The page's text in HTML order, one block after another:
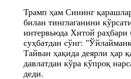
Трамп ҳам Сининг
билан тинглаганини
интервьюда Хитой раҳбари
суҳбатдан сўнг:
Тайван ҳақида деярли ҳар
давлатдан кўра кўпроқ
деди.